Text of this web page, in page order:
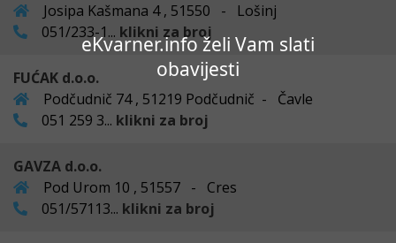
eKvarner.info želi Vam slati
obavijesti
Josipa Kašmana 4 , 51550 - Lošinj
051/233-1... klikni za broj
FUĆAK d.o.o.
Podčudnič 74 , 51219 Podčudnič - Čavle
051 259 3... klikni za broj
GAVZA d.o.o.
Pod Urom 10 , 51557 - Cres
051/57113... klikni za broj